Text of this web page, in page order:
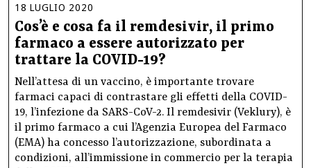
18 LUGLIO 2020
Cos’è e cosa fa il remdesivir, il primo
farmaco a essere autorizzato per
trattare la COVID-19?
Nell’attesa di un vaccino, è importante trovare
farmaci capaci di contrastare gli effetti della COVID-
19, l’infezione da SARS-CoV-2. Il remdesivir (Veklury), è
il primo farmaco a cui l’Agenzia Europea del Farmaco
(EMA) ha concesso l’autorizzazione, subordinata a
condizioni, all’immissione in commercio per la terapia